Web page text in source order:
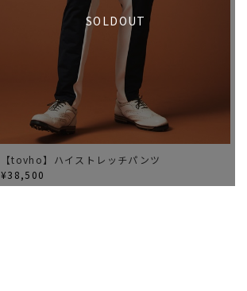
SOLDOUT
【tovho】ハイストレッチパンツ
¥38,500